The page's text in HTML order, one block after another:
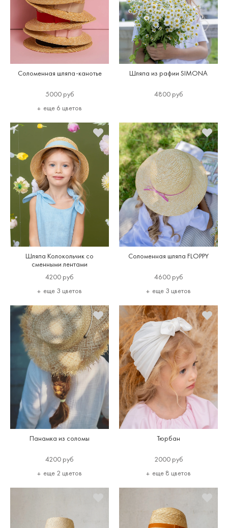
Соломенная шляпа-канотье
5000 руб
еще 6 цветов
Шляпа из рафии SIMONA
4800 руб
Шляпа Колокольчик со
сменными лентами
4200 руб
еще 3 цветов
Соломенная шляпа FLOPPY
4600 руб
еще 3 цветов
Панамка из соломы
4200 руб
еще 2 цветов
Тюрбан
2000 руб
еще 8 цветов